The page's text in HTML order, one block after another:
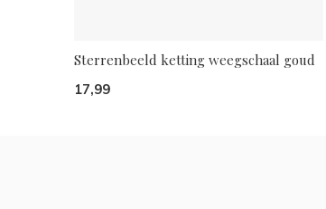
Sterrenbeeld ketting weegschaal goud
17,99